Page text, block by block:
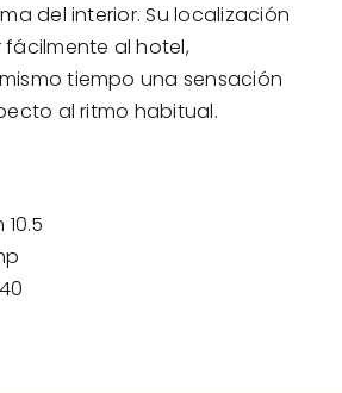
del interior. Su localización
al hotel,
tiempo una sensación
al ritmo habitual.